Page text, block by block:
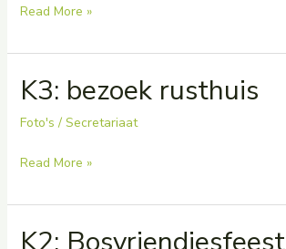
K3:
Read More »
K3: bezoek rusthuis
Foto's / Secretariaat
K3:
rusthuis
Read More »